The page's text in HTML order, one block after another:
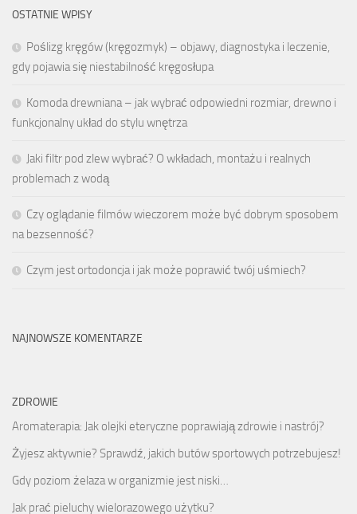
OSTATNIE WPISY
Poślizg kręgów (kręgozmyk) – objawy, diagnostyka i leczenie,
gdy pojawia się niestabilność kręgosłupa
Komoda drewniana – jak wybrać odpowiedni rozmiar, drewno i
funkcjonalny układ do stylu wnętrza
Jaki filtr pod zlew wybrać? O wkładach, montażu i realnych
problemach z wodą
Czy oglądanie filmów wieczorem może być dobrym sposobem
na bezsenność?
Czym jest ortodoncja i jak może poprawić twój uśmiech?
NAJNOWSZE KOMENTARZE
ZDROWIE
Aromaterapia: Jak olejki eteryczne poprawiają zdrowie i nastrój?
Żyjesz aktywnie? Sprawdź, jakich butów sportowych potrzebujesz!
Gdy poziom żelaza w organizmie jest niski…
Jak prać pieluchy wielorazowego użytku?